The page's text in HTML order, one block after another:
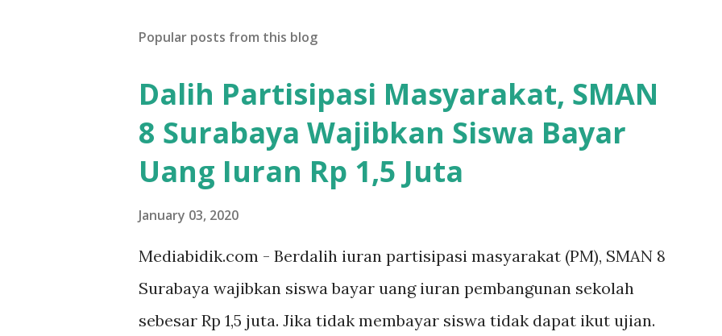
Popular posts from this blog
Dalih Partisipasi Masyarakat, SMAN
8 Surabaya Wajibkan Siswa Bayar
Uang Iuran Rp 1,5 Juta
January 03, 2020
Mediabidik.com - Berdalih iuran partisipasi masyarakat (PM), SMAN 8
Surabaya wajibkan siswa bayar uang iuran pembangunan sekolah
sebesar Rp 1,5 juta. Jika tidak membayar siswa tidak dapat ikut ujian.